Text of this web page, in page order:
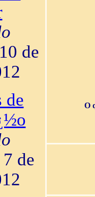
de
de
7 de
O